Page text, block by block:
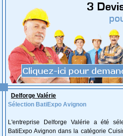
Delforge Valérie
Sélection BatiExpo Avignon
L'entreprise Delforge Valérie a été
BatiExpo Avignon dans la catégorie